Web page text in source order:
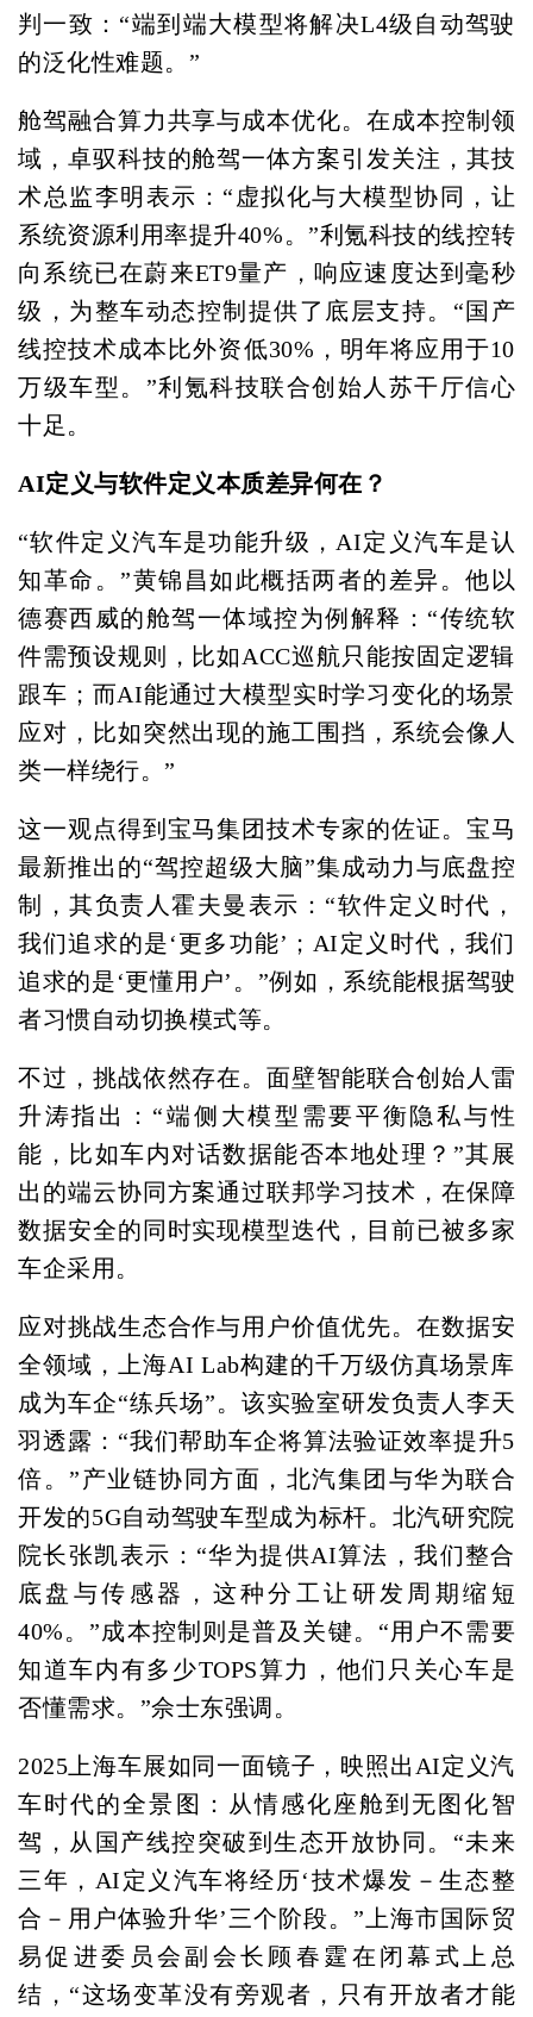
判一致：“端到端大模型将解决L4级自动驾驶
的泛化性难题。”
舱驾融合算力共享与成本优化。在成本控制领
域，卓驭科技的舱驾一体方案引发关注，其技
术总监李明表示：“虚拟化与大模型协同，让
系统资源利用率提升40%。”利氪科技的线控转
向系统已在蔚来ET9量产，响应速度达到毫秒
级，为整车动态控制提供了底层支持。“国产
线控技术成本比外资低30%，明年将应用于10
万级车型。”利氪科技联合创始人苏干厅信心
十足。
AI定义与软件定义本质差异何在？
“软件定义汽车是功能升级，AI定义汽车是认
知革命。”黄锦昌如此概括两者的差异。他以
德赛西威的舱驾一体域控为例解释：“传统软
件需预设规则，比如ACC巡航只能按固定逻辑
跟车；而AI能通过大模型实时学习变化的场景
应对，比如突然出现的施工围挡，系统会像人
类一样绕行。”
这一观点得到宝马集团技术专家的佐证。宝马
最新推出的“驾控超级大脑”集成动力与底盘控
制，其负责人霍夫曼表示：“软件定义时代，
我们追求的是‘更多功能’；AI定义时代，我们
追求的是‘更懂用户’。”例如，系统能根据驾驶
者习惯自动切换模式等。
不过，挑战依然存在。面壁智能联合创始人雷
升涛指出：“端侧大模型需要平衡隐私与性
能，比如车内对话数据能否本地处理？”其展
出的端云协同方案通过联邦学习技术，在保障
数据安全的同时实现模型迭代，目前已被多家
车企采用。
应对挑战生态合作与用户价值优先。在数据安
全领域，上海AI Lab构建的千万级仿真场景库
成为车企“练兵场”。该实验室研发负责人李天
羽透露：“我们帮助车企将算法验证效率提升5
倍。”产业链协同方面，北汽集团与华为联合
开发的5G自动驾驶车型成为标杆。北汽研究院
院长张凯表示：“华为提供AI算法，我们整合
底盘与传感器，这种分工让研发周期缩短
40%。”成本控制则是普及关键。“用户不需要
知道车内有多少TOPS算力，他们只关心车是
否懂需求。”佘士东强调。
2025上海车展如同一面镜子，映照出AI定义汽
车时代的全景图：从情感化座舱到无图化智
驾，从国产线控突破到生态开放协同。“未来
三年，AI定义汽车将经历‘技术爆发－生态整
合－用户体验升华’三个阶段。”上海市国际贸
易促进委员会副会长顾春霆在闭幕式上总
结，“这场变革没有旁观者，只有开放者才能